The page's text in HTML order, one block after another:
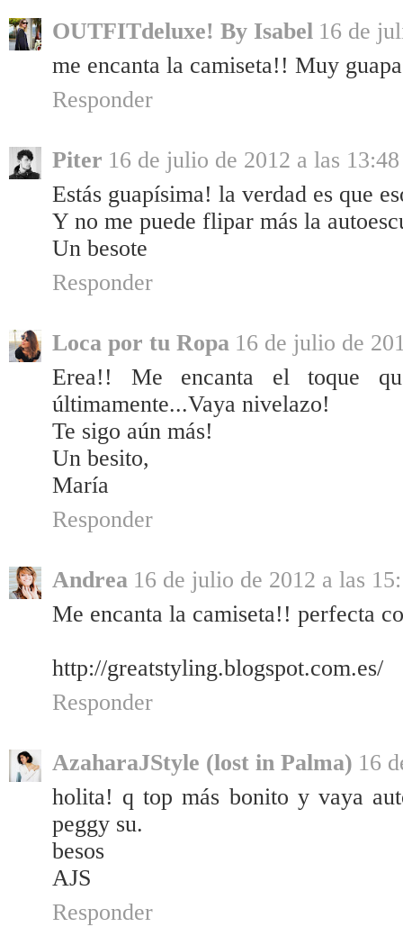
OUTFITdeluxe! By Isabel 16 de
me encanta la camiseta!! Muy
Responder
Piter 16 de julio de 2012 a las 13:48
Estás guapísima! la verdad es que
Y no me puede flipar más la
Un besote
Responder
Loca por tu Ropa 16 de julio de
Erea!! Me encanta el toque
últimamente...Vaya nivelazo!
Te sigo aún más!
Un besito,
María
Responder
Andrea 16 de julio de 2012 a las
Me encanta la camiseta!! perfecta
http://greatstyling.blogspot.com.es/
Responder
AzaharaJStyle (lost in Palma) 16
holita! q top más bonito y vaya
peggy su.
besos
AJS
Responder